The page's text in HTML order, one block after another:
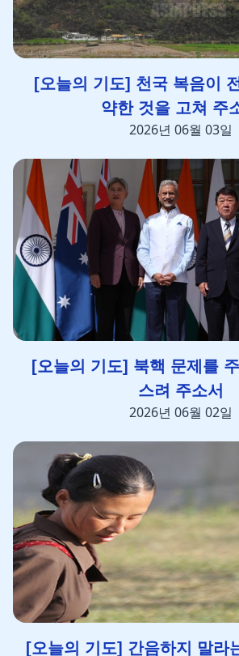
[오늘의 기도] 천국 복음이
약한 것을 고쳐 주
2026년 06월 03일
[오늘의 기도] 북핵 문제를
스려 주소서
2026년 06월 02일
[오늘의 기도] 간음하지 말라